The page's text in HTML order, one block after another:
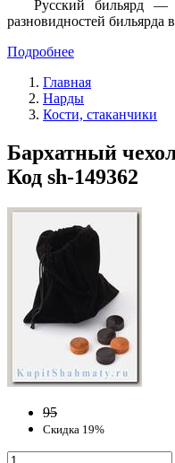
Русский бильярд —
разновидностей бильярда
Подробнее
Главная
Нарды
Кости, стаканчики
Бархатный
Код sh-149362
95
Скидка 19%